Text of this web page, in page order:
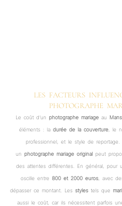
LES FACTEURS
PHOTOGRAPHE
Le coût d’un photographe mariage au Mans
éléments : la durée de la couverture, le
professionnel, et le style de reportage.
un photographe mariage originalpeut
des attentes différentes. En général, pour
oscille entre 800 et 2000 euros , avec
dépasser ce montant. Les styles tels que
aussi le coût, car ils nécessitent parfois